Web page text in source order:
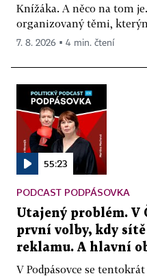
Knížáka. A něco na tom
organizovaný těmi,
7. 8. 2026 ▪ 4 min. čtení
55:23
PODCAST PODPÁSOVKA
Utajený problém. V
první volby, kdy
reklamu. A hlavní
V Podpásovce se